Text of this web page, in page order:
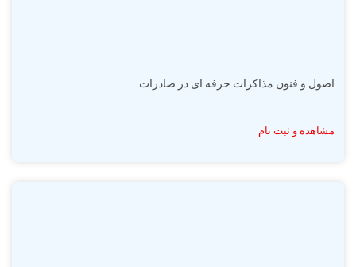
اصول و فنون مذاکرات حرفه ای در صادرات
مشاهده و ثبت نام